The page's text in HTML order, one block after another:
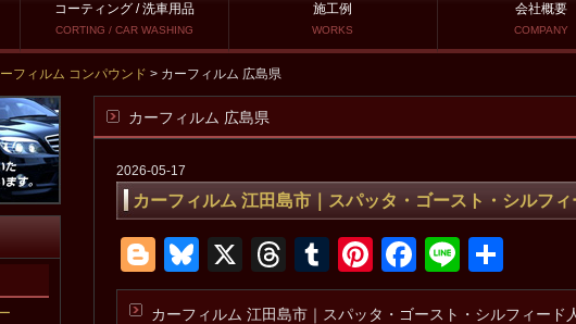
コーティング / 洗車用品
CORTING / CAR WASHING
施工例
WORKS
会社概要
COMPANY
フィルム コンパウンド > カーフィルム 広島県
カーフィルム 広島県
2026-05-17
カーフィルム 江田島市｜スパッタ・ゴースト・シルフ
Blogger
Bluesky
X Threads
Tumblr
Pinterest
Facebook
Line
有
カーフィルム 江田島市 ｜スパッタ・ゴースト・シルフィード